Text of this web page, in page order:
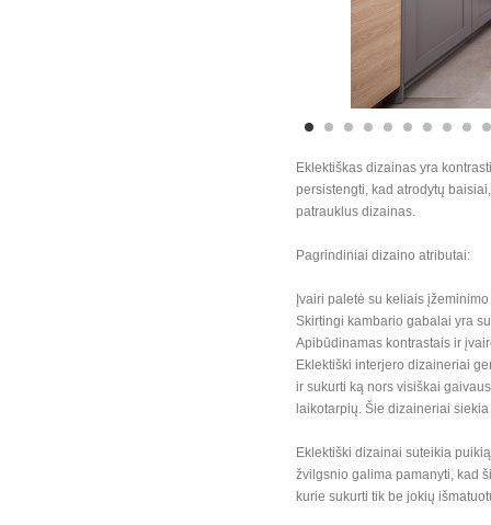
Eklektiškas dizainas yra
persistengti, kad atrodytų
patrauklus dizainas.
Pagrindiniai dizaino atributai:
Įvairi paletė su keliais
Skirtingi kambario gabalai yra
Apibūdinamas kontrastais ir
Eklektiški interjero dizaineriai
ir sukurti ką nors visiškai
laikotarpių. Šie dizaineriai
Eklektiški dizainai suteikia
žvilgsnio galima pamanyti, kad
kurie sukurti tik be jokių